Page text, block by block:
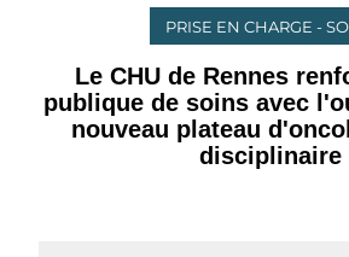
PRISE EN CHARGE -
Le CHU de Rennes
publique de soins avec
nouveau plateau
disciplinaire